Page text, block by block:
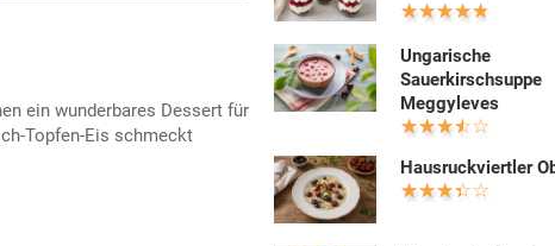
ein wunderbares Dessert für
Topfen-Eis schmeckt
Ungarische
Sauerkirschsuppe
Meggyleves
Hausruckviertler